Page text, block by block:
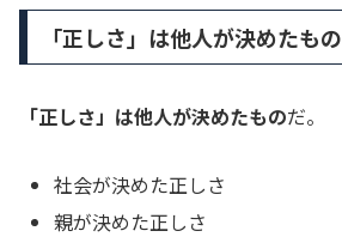
「正しさ」は他人が決めたもの
「正しさ」は他人が決めたものだ。
社会が決めた正しさ
親が決めた正しさ